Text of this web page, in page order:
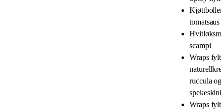
tomatsaus
scampi
Wraps
ruccula
Wraps